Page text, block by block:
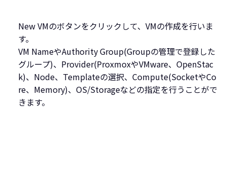
New VMのボタンをクリックして、VMの作成を行いま
す。
VM NameやAuthority Group(Groupの管理で登録した
グループ)、Provider(ProxmoxやVMware、OpenStac
k)、Node、Templateの選択、Compute(SocketやCo
re、Memory)、OS/Storageなどの指定を行うことがで
きます。